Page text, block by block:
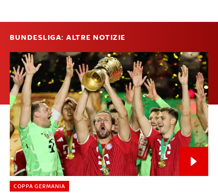
BUNDESLIGA: ALTRE NOTIZIE
COPPA GERMANIA